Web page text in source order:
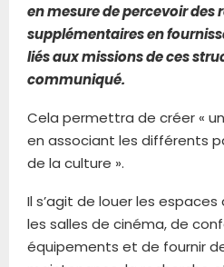
en mesure de percevoir des
supplémentaires en
liés aux missions de ces
communiqué.
Cela permettra de créer «
en associant les différents
de la culture ».
Il s’agit de louer les
les salles de cinéma, de
équipements et de fournir